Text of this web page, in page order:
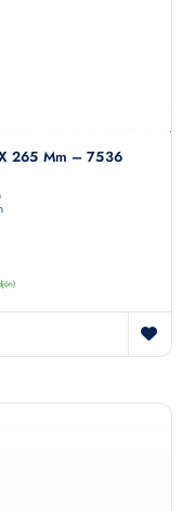
265 Mm – 7536